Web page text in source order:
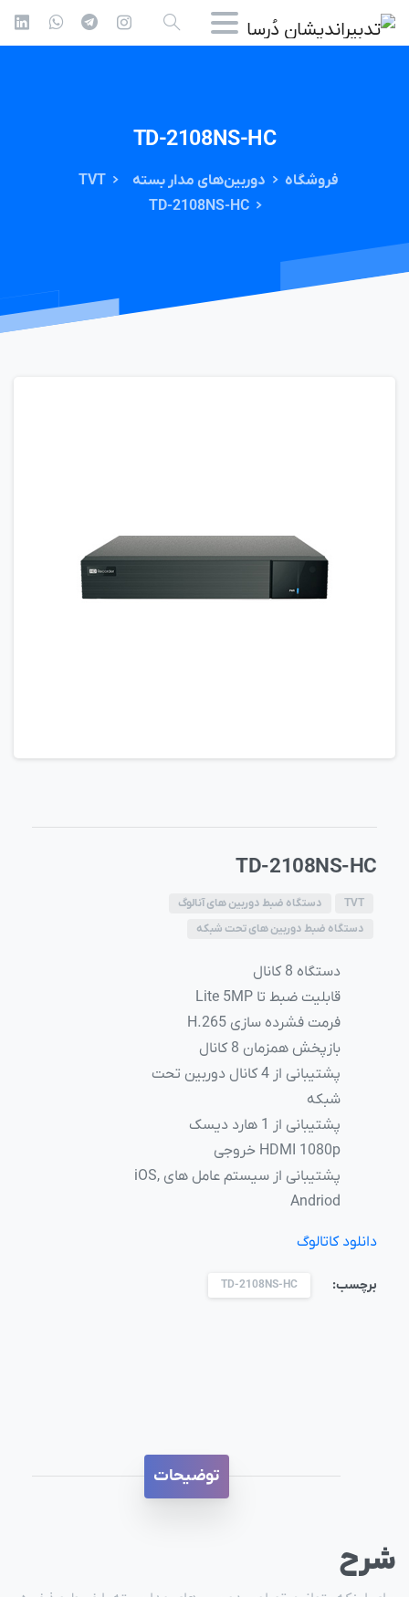
TD-2108NS-HC
فروشگاه دوربین‌های مدار بسته
TVT
TD-2108NS-HC
TD-2108NS-HC
TVT
دستگاه ضبط دوربین های آنالوگ
دستگاه ضبط دوربین های تحت شبکه
دستگاه 8 کانال
قابلیت ضبط تا Lite 5MP
فرمت فشرده سازی 265.H
بازپخش همزمان 8 کانال
پشتیبانی از 4 کانال دوربین تحت
شبکه
پشتیبانی از 1 هارد دیسک
HDMI 1080p خروجی
پشتیبانی از سیستم عامل های ,iOS
Andriod
دانلود کاتالوگ
برچسب: TD-2108NS-HC
توضیحات
شرح